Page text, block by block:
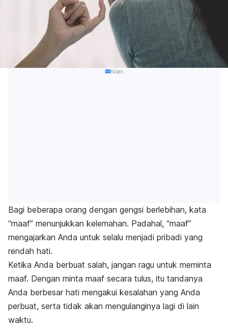
Iklan
Bagi beberapa orang dengan gengsi berlebihan, kata
“maaf” menunjukkan kelemahan. Padahal, “maaf”
mengajarkan Anda untuk selalu menjadi pribadi yang
rendah hati.
Ketika Anda berbuat salah, jangan ragu untuk meminta
maaf. Dengan minta maaf secara tulus, itu tandanya
Anda berbesar hati mengakui kesalahan yang Anda
perbuat, serta tidak akan mengulanginya lagi di lain
waktu.